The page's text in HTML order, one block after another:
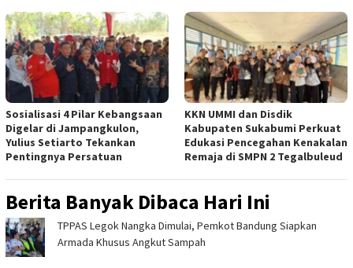
Sosialisasi 4 Pilar Kebangsaan
Digelar di Jampangkulon,
Yulius Setiarto Tekankan
Pentingnya Persatuan
KKN UMMI dan Disdik
Kabupaten Sukabumi Perkuat
Edukasi Pencegahan Kenakalan
Remaja di SMPN 2 Tegalbuleud
Berita Banyak Dibaca Hari Ini
TPPAS Legok Nangka Dimulai, Pemkot Bandung Siapkan
Armada Khusus Angkut Sampah